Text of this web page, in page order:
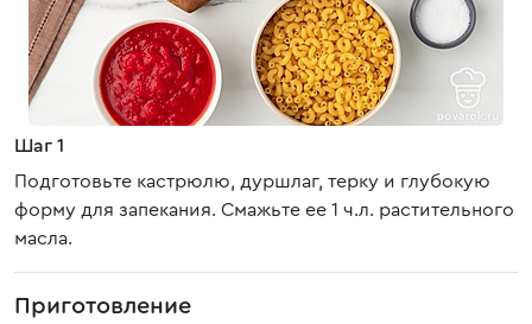
Шаг 1
Подготовьте кастрюлю, дуршлаг, терку и глубокую
форму для запекания. Смажьте ее 1 ч.л. растительного
масла.
Приготовление